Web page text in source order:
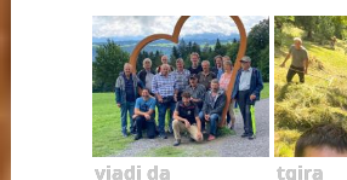
viadi da
tgira